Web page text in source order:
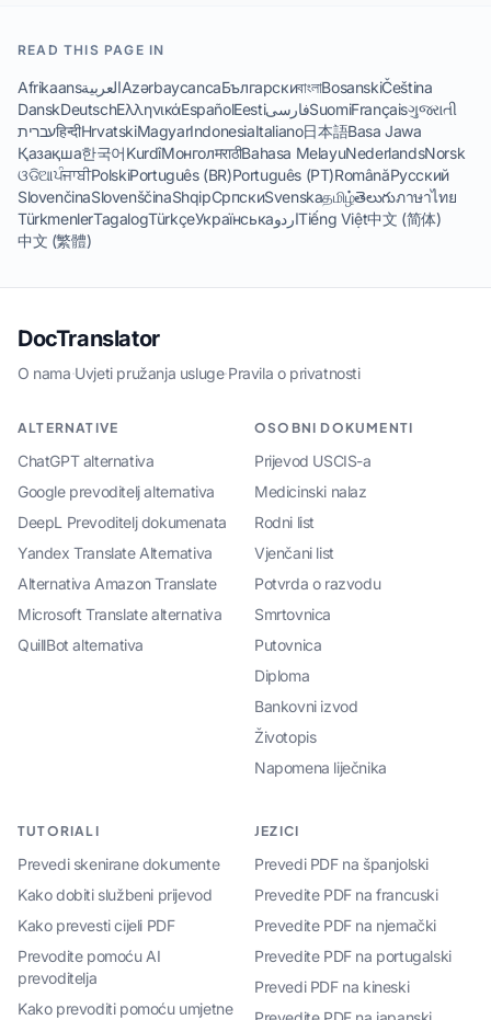
READ THIS PAGE IN
AfrikaansالعربيةAzərbaycancaБългарскиবাংলাBosanskiČeština
DanskDeutschΕλληνικάEspañolEestiفارسیSuomiFrançaisગુજરાતી
עבריתहिन्दीHrvatskiMagyarIndonesiaItaliano日本語Basa Jawa
Қазақша한국어KurdîМонголमराठीBahasa MelayuNederlandsNorsk
ଓଡିଆਪੰਜਾਬੀPolskiPortuguês (BR)Português (PT)RomânăРусский
SlovenčinaSlovenščinaShqipСрпскиSvenskaதமிழ்తెలుగుภาษาไทย
TürkmenlerTagalogTürkçeУкраїнськаاردوTiếng Việt中文 (简体)
中文 (繁體)
DocTranslator
O nama·Uvjeti pružanja usluge·Pravila o privatnosti
ALTERNATIVE
ChatGPT alternativa
Google prevoditelj alternativa
DeepL Prevoditelj dokumenata
Yandex Translate Alternativa
Alternativa Amazon Translate
Microsoft Translate alternativa
QuillBot alternativa
OSOBNI DOKUMENTI
Prijevod USCIS-a
Medicinski nalaz
Rodni list
Vjenčani list
Potvrda o razvodu
Smrtovnica
Putovnica
Diploma
Bankovni izvod
Životopis
Napomena liječnika
TUTORIALI
Prevedi skenirane dokumente
Kako dobiti službeni prijevod
Kako prevesti cijeli PDF
Prevodite pomoću AI
prevoditelja
Kako prevoditi pomoću umjetne
JEZICI
Prevedi PDF na španjolski
Prevedite PDF na francuski
Prevedite PDF na njemački
Prevedite PDF na portugalski
Prevedi PDF na kineski